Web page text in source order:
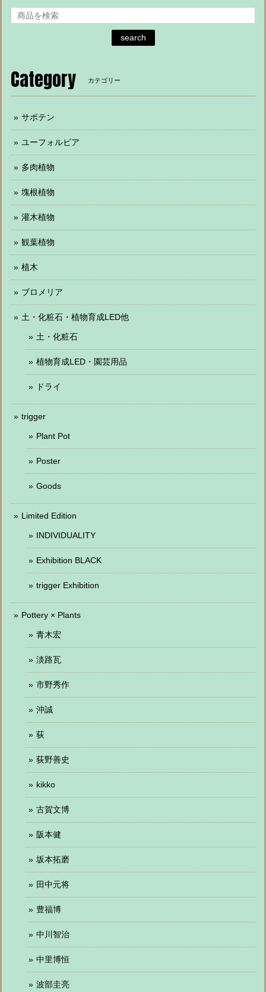
search
Category カテゴリー
サボテン
ユーフォルビア
多肉植物
塊根植物
灌木植物
観葉植物
植木
ブロメリア
土・化粧石・植物育成LED他
土・化粧石
植物育成LED・園芸用品
ドライ
trigger
Plant Pot
Poster
Goods
Limited Edition
INDIVIDUALITY
Exhibition BLACK
trigger Exhibition
Pottery × Plants
青木宏
淡路瓦
市野秀作
沖誠
荻
荻野善史
kikko
古賀文博
阪本健
坂本拓磨
田中元将
豊福博
中川智治
中里博恒
波部圭亮